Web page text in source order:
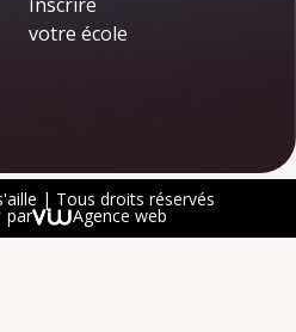
votre école
| Tous droits réservés
par Agence web